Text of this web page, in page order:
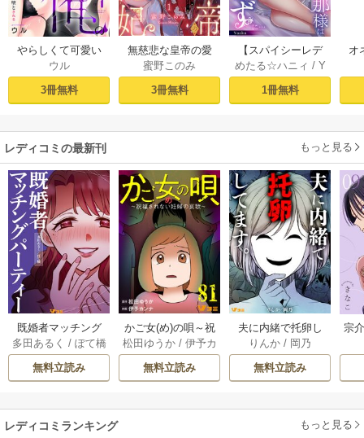
やらしくて可愛い
俺の凛ちゃん。～
隣人後輩くんのイ
キすぎた執着にハ
ウル
3冊無料
無慈悲な皇帝の愛
玩寵妃―おわらぬ
快楽、閨に響くは
乱れ声― 1巻
蜜野このみ
3冊無料
【スパイシーレデ
ィ】政略結婚した
塩対応の旦那様は
毎晩寝たふりをし
(1)
めたる☆ハニィ / Y
aaka
1冊無料
オ
レディコミの最新刊 もっと見る
既婚者マッチング
パーティー 13巻
多田あるく / ぽて橋
無料立読み
かご女(め)の唄～祝
福されない妊婦の
哀歌～ 80-81巻
松田ゆうか/ 伊予カ
ンナ
無料立読み
夫に内緒で托卵し
てます。 10巻
りんか / 岡乃
無料立読み
宗
レディコミランキング もっと見る